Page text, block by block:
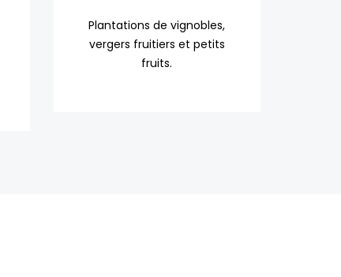
Plantations de vignobles,
vergers fruitiers et petits
fruits.